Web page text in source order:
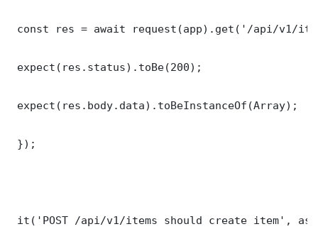
const res = await request(app).get('/api/v1/
expect(res.status).toBe(200);
expect(res.body.data).toBeInstanceOf(Array);
});
it('POST /api/v1/items should create item',